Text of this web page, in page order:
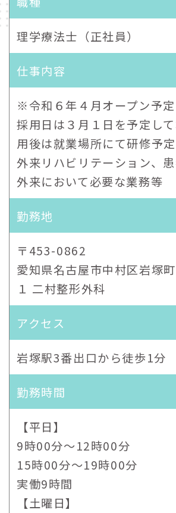
理学療法士（正社員）
仕事内容
※令和６年４月オープン予定
採用日は３月１日を予定し
用後は就業場所にて研修予定
外来リハビリテーション、
外来において必要な業務等
勤務地
〒453-0862
愛知県名古屋市中村区岩塚
１ 二村整形外科
アクセス
岩塚駅3番出口から徒歩1分
勤務時間
【平日】
9時00分〜12時00分
15時00分〜19時00分
実働9時間
【土曜日】